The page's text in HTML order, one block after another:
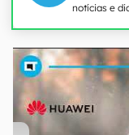
notícias e